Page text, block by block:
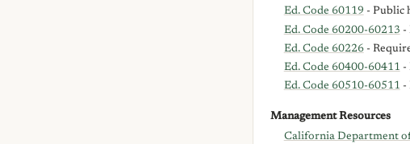
Ed. Code 60119 - Public
Ed. Code 60200-60213 -
Ed. Code 60226-
Ed. Code 60400-60411 -
Ed. Code 60510-60511 -
Management Resources
California Department